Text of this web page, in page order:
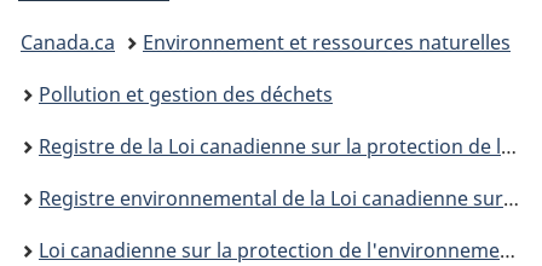
Vous
êtes
ici :
Canada.ca
Environnement et ressources naturelles
Pollution et gestion des déchets
Registre de la Loi canadienne sur la protection de l’environnement
Registre environnemental de la Loi canadienne sur la protection de l’environnement : publications
Loi canadienne sur la protection de l'environnement (1999) : rapport annuel au parlement pour avril 2020 à mars 2021